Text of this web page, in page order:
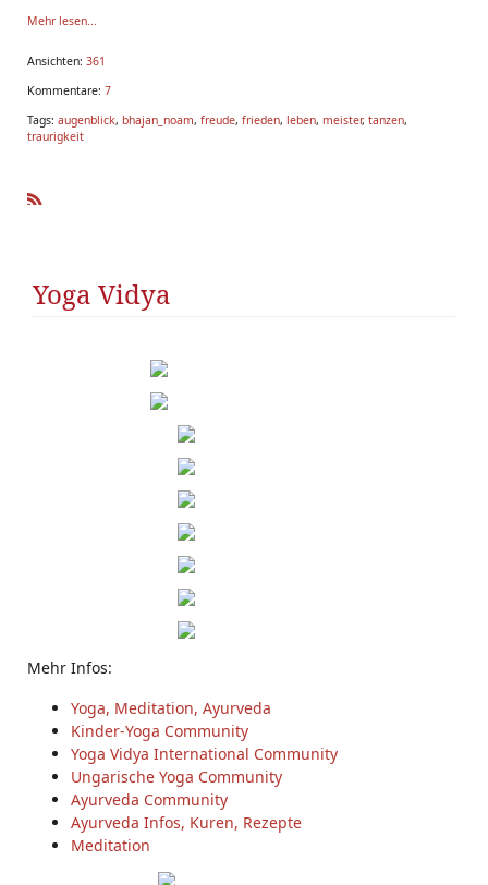
Mehr lesen...
Ansichten: 361
Kommentare: 7
Tags: augenblick, bhajan_noam, freude, frieden, leben, meister, tanzen,
traurigkeit
Yoga Vidya
Mehr Infos:
Yoga, Meditation, Ayurveda
Kinder-Yoga Community
Yoga Vidya International Community
Ungarische Yoga Community
Ayurveda Community
Ayurveda Infos, Kuren, Rezepte
Meditation